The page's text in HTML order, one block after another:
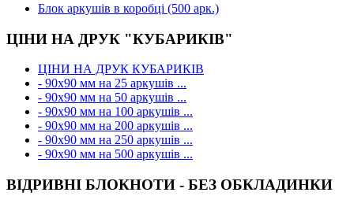
Блок аркушів в коробці (500 арк.)
ЦІНИ НА ДРУК "КУБАРИКІВ"
ЦІНИ НА ДРУК КУБАРИКІВ
- 90х90 мм на 25 аркушів ...
- 90х90 мм на 50 аркушів ...
- 90х90 мм на 100 аркушів ...
- 90х90 мм на 200 аркушів ...
- 90х90 мм на 250 аркушів ...
- 90х90 мм на 500 аркушів ...
ВІДРИВНІ БЛОКНОТИ - БЕЗ ОБКЛАДИНКИ